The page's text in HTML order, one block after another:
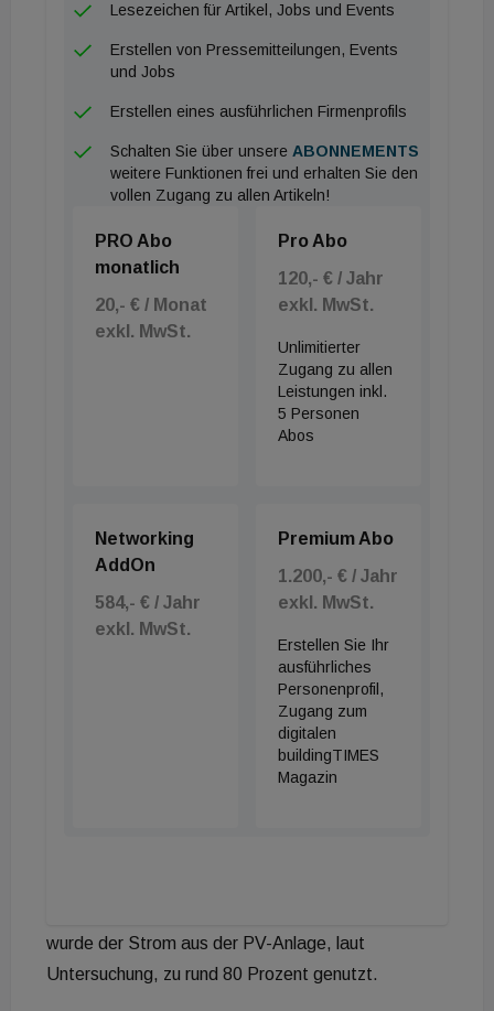
September wurden die Ergebnisse einem
Fachpublikum vorgestellt.
für die Vergleiche das Tool econ calc V3 des
Energieinstituts Vorarlberg, für die Umweltfaktoren
die Ermittlung der „Behaglichkeit“ zwei
Nutzerbefragungen, eine Erstbefragung nach dem
Einzug der Bewohner zu Weihnachten 2016 und
eine zweite im März 2018, also nach einer vollen
Heizperiode, sowie nach Fanger die Ermittlung des
PMV-Indexes (Predicted Mean Vote) und des PPD-
Indexes (Predicted Percentage of Dissatisfied).
gering“, bedauerten Pertschy und Rüdisser,
während Höfler präzisierte, dass die
Nutzerzufriedenheits-Messung „in einem großen
Raum“ erfolgt sei.
In seiner Zusammenfassung nannte Höfler die
Herstellkosten „vergleichbar“, was einer
Detailbetrachtung höchstens näherungsweise
wurde der Strom aus der PV-Anlage, laut
Untersuchung, zu rund 80 Prozent genutzt.
Lesezeichen für Artikel, Jobs und Events
Erstellen von Pressemitteilungen, Events
und Jobs
Erstellen eines ausführlichen Firmenprofils
Schalten Sie über unsere ABONNEMENTS
weitere Funktionen frei und erhalten Sie den
vollen Zugang zu allen Artikeln!
PRO Abo
monatlich
20,- € / Monat
exkl. MwSt.
Pro Abo
120,- € / Jahr
exkl. MwSt.
Unlimitierter
Zugang zu allen
Leistungen inkl.
5 Personen
Abos
Networking
AddOn
584,- € / Jahr
exkl. MwSt.
Premium Abo
1.200,- € / Jahr
exkl. MwSt.
Erstellen Sie Ihr
ausführliches
Personenprofil,
Zugang zum
digitalen
buildingTIMES
Magazin